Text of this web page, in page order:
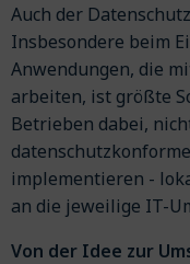
Auch der
Insbesondere beim
Anwendungen, die
arbeiten, ist größte
Betrieben dabei,
implementieren -
an die jeweilige IT-
Von der Idee zur